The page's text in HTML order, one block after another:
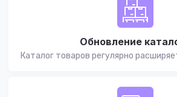
Обновление
Каталог товаров регулярно